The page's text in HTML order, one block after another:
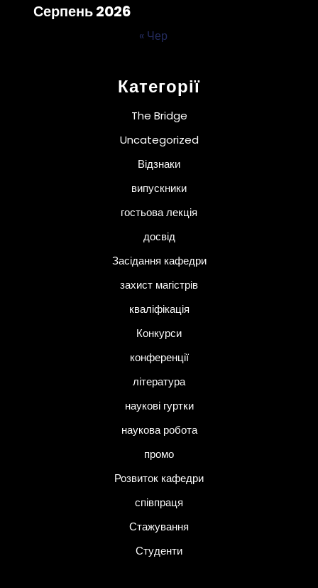
Серпень 2026
« Чер
Категорії
The Bridge
Uncategorized
Відзнаки
випускники
гостьова лекція
досвід
Засідання кафедри
захист магістрів
кваліфікація
Конкурси
конференції
література
наукові гуртки
наукова робота
промо
Розвиток кафедри
співпраця
Стажування
Студенти